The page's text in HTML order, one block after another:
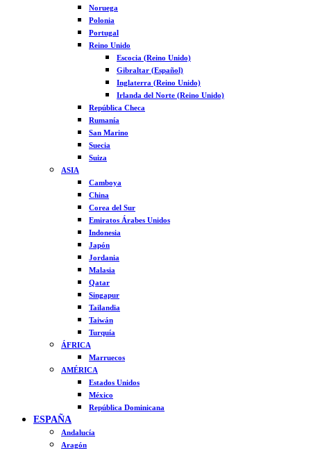
Noruega
Polonia
Portugal
Reino Unido
Escocia (Reino Unido)
Gibraltar (Español)
Inglaterra (Reino Unido)
Irlanda del Norte (Reino Unido)
República Checa
Rumanía
San Marino
Suecia
Suiza
ASIA
Camboya
China
Corea del Sur
Emiratos Árabes Unidos
Indonesia
Japón
Jordania
Malasia
Qatar
Singapur
Tailandia
Taiwán
Turquía
ÁFRICA
Marruecos
AMÉRICA
Estados Unidos
México
República Dominicana
ESPAÑA
Andalucía
Aragón